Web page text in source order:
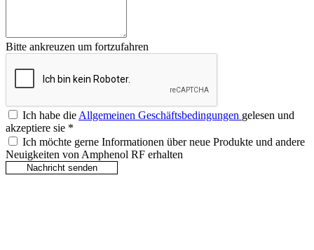
Bitte ankreuzen um fortzufahren
Ich habe dieAllgemeinen Geschäftsbedingungen gelesen und
akzeptiere sie *
Ich möchte gerne Informationen über neue Produkte und andere
Neuigkeiten von Amphenol RF erhalten